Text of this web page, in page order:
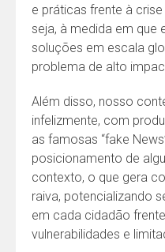
e práticas frente à
seja, à medida em que
soluções em escala
problema de alto
Além disso, nosso
infelizmente, com
as famosas “fake
posicionamento de
contexto, o que gera
raiva, potencializando
em cada cidadão
vulnerabilidades e